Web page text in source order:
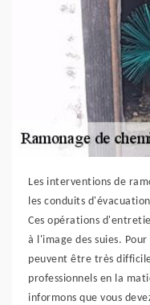
Les interventions de
les conduits
Ces opérations
à l'image des suies.
peuvent être très
professionnels en la
informons que vous